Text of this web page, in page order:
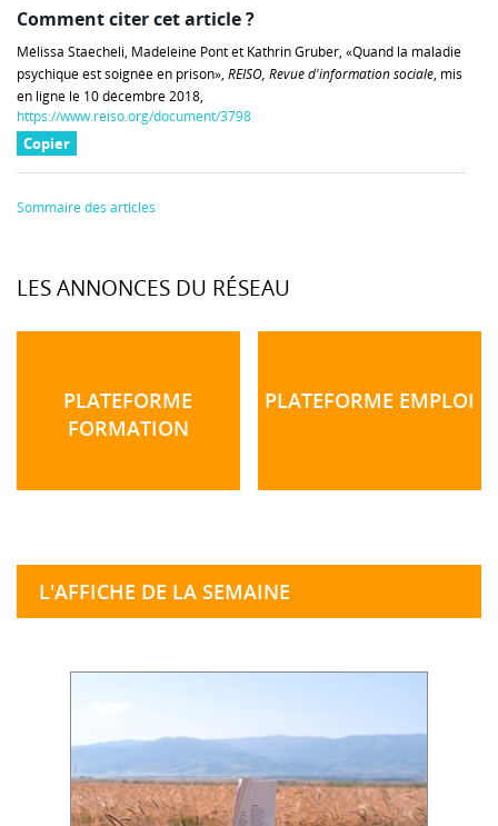
Comment citer cet article ?
Mélissa Staecheli, Madeleine Pont et Kathrin Gruber, «Quand la maladie
psychique est soignée en prison», REISO, Revue d'information sociale, mis
en ligne le 10 décembre 2018,
https://www.reiso.org/document/3798
Copier
Sommaire des articles
LES ANNONCES DU RÉSEAU
PLATEFORME
FORMATION
PLATEFORME EMPLOI
L'AFFICHE DE LA SEMAINE